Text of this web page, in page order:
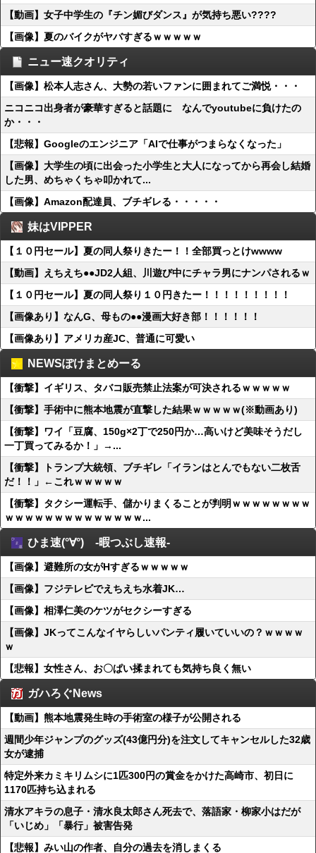
【動画】女子中学生の『チン媚びダンス』が気持ち悪い????
【画像】夏のバイクがヤバすぎるｗｗｗｗｗ
ニュー速クオリティ
【画像】松本人志さん、大勢の若いファンに囲まれてご満悦・・・
ニコニコ出身者が豪華すぎると話題に なんでyoutubeに負けたの
か・・・
【悲報】Googleのエンジニア「AIで仕事がつまらなくなった」
【画像】大学生の頃に出会った小学生と大人になってから再会し結婚
した男、めちゃくちゃ叩かれて...
【画像】Amazon配達員、ブチギレる・・・・・
妹はVIPPER
【１０円セール】夏の同人祭りきたー！！全部買っとけwwww
【動画】えちえち●●JD2人組、川遊び中にチャラ男にナンパされるｗ
【１０円セール】夏の同人祭り１０円きたー！！！！！！！！！
【画像あり】なんG、母もの●●漫画大好き部！！！！！！
【画像あり】アメリカ産JC、普通に可愛い
NEWSぽけまとめーる
【衝撃】イギリス、タバコ販売禁止法案が可決されるｗｗｗｗｗ
【衝撃】手術中に熊本地震が直撃した結果ｗｗｗｗｗ(※動画あり)
【衝撃】ワイ「豆腐、150g×2丁で250円か…高いけど美味そうだし
一丁買ってみるか！」→...
【衝撃】トランプ大統領、ブチギレ「イランはとんでもない二枚舌
だ！！」←これｗｗｗｗｗ
【衝撃】タクシー運転手、儲かりまくることが判明ｗｗｗｗｗｗｗｗ
ｗｗｗｗｗｗｗｗｗｗｗｗｗｗ...
ひま速(°∀°) -暇つぶし速報-
【画像】避難所の女がHすぎるｗｗｗｗｗ
【画像】フジテレビでえちえち水着JK…
【画像】相澤仁美のケツがセクシーすぎる
【画像】JKってこんなイヤらしいパンティ履いていいの？ｗｗｗｗ
ｗ
【悲報】女性さん、お〇ぱい揉まれても気持ち良く無い
ガハろぐNews
【動画】熊本地震発生時の手術室の様子が公開される
週間少年ジャンプのグッズ(43億円分)を注文してキャンセルした32歳
女が逮捕
特定外来カミキリムシに1匹300円の賞金をかけた高崎市、初日に
1170匹持ち込まれる
清水アキラの息子・清水良太郎さん死去で、落語家・柳家小はだが
「いじめ」「暴行」被害告発
【悲報】みい山の作者、自分の過去を消しまくる